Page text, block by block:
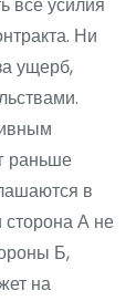
Ни
ущерб,
раньше
в
А не
Б,
на